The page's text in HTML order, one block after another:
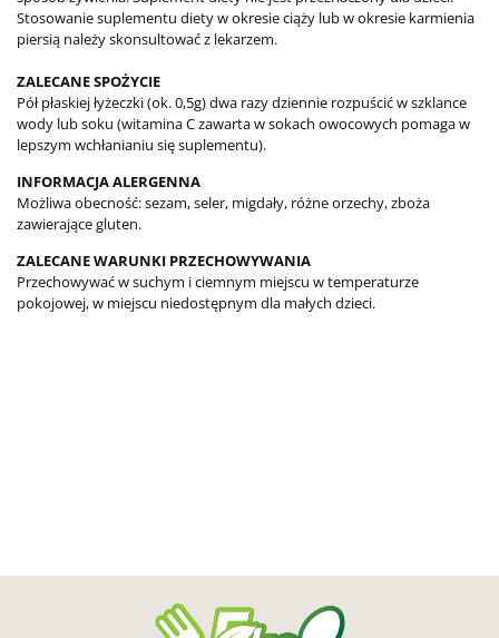
Stosowanie suplementu diety w okresie ciąży lub w okresie karmienia
piersią należy skonsultować z lekarzem.
ZALECANE SPOŻYCIE
Pół płaskiej łyżeczki (ok. 0,5g) dwa razy dziennie rozpuścić w szklance
wody lub soku (witamina C zawarta w sokach owocowych pomaga w
lepszym wchłanianiu się suplementu).
INFORMACJA ALERGENNA
Możliwa obecność: sezam, seler, migdały, różne orzechy, zboża
zawierające gluten.
ZALECANE WARUNKI PRZECHOWYWANIA
Przechowywać w suchym i ciemnym miejscu w temperaturze
pokojowej, w miejscu niedostępnym dla małych dzieci.